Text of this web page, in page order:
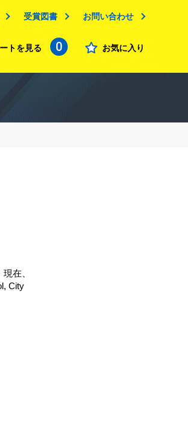
受賞図書 お問い合わせ
トを見る 0 お気に入り
在、
City